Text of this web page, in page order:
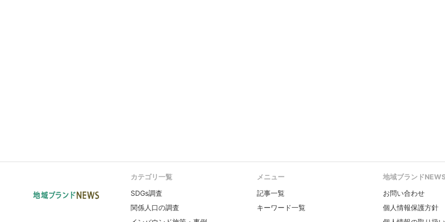
カテゴリ一覧
SDGs調査
関係人口の調査
メニュー
記事一覧
キーワード一覧
地域ブランド
お問い合わせ
個人情報保護方針